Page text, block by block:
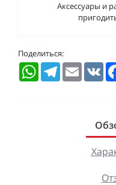
Аксессуары и
Поделиться:
WhatsAppTelegramEmail VK